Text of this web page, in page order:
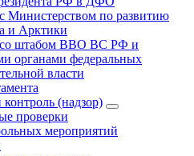
Министерством по развитию
и Арктики
со штабом ВВО ВС РФ и
органами федеральных
власти
(надзор)
проверки
мероприятий